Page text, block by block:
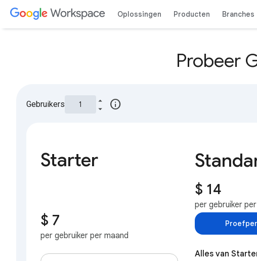
Oplossingen Producten Branches
Probeer
Gebruikers info
Starter
$ 7
per gebruiker per maand
$ 14
per gebruiker
Alles van